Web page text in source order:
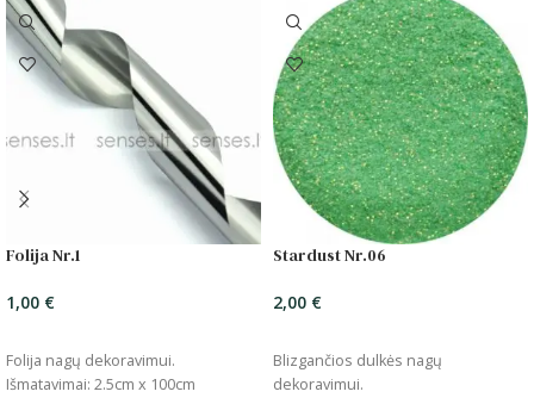
Folija Nr.1
1,00 €
Folija nagų dekoravimui.
Išmatavimai: 2.5cm x 100cm
Stardust Nr.06
2,00 €
Blizgančios dulkės nagų
dekoravimui.